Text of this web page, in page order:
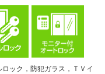
ック，防犯ガラス，ＴＶイ